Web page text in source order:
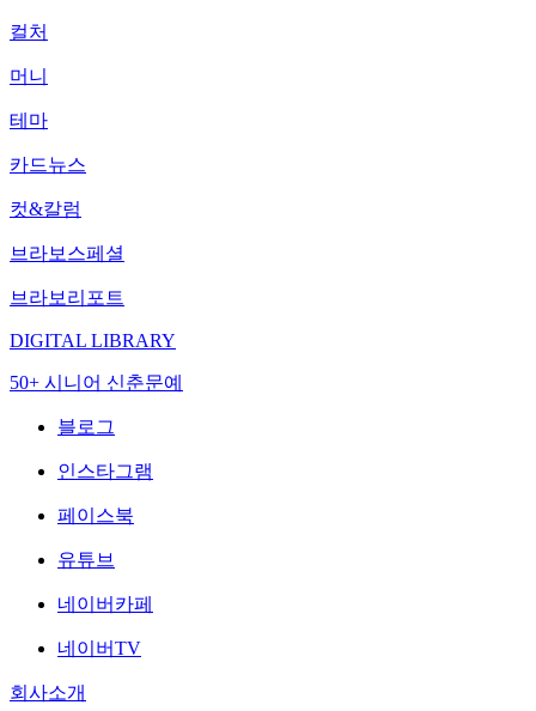
컬처
머니
테마
카드뉴스
컷&칼럼
브라보스페셜
브라보리포트
DIGITAL LIBRARY
50+ 시니어 신춘문예
블로그
인스타그램
페이스북
유튜브
네이버카페
네이버TV
회사소개